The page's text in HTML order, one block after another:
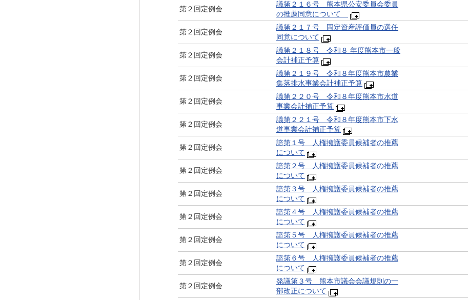
第２回定例会
議第２１６号 熊本県公安委員会委員
の推薦同意について
第２回定例会
議第２１７号 固定資産評価員の選任
同意について
第２回定例会
議第２１８号 令和８ 年度熊本市一般
会計補正予算
第２回定例会
議第２１９号 令和８年度熊本市農業
集落排水事業会計補正予算
第２回定例会
議第２２０号 令和８年度熊本市水道
事業会計補正予算
第２回定例会
議第２２１号 令和８年度熊本市下水
道事業会計補正予算
第２回定例会
諮第１号 人権擁護委員候補者の推薦
について
第２回定例会
諮第２号 人権擁護委員候補者の推薦
について
第２回定例会
諮第３号 人権擁護委員候補者の推薦
について
第２回定例会
諮第４号 人権擁護委員候補者の推薦
について
第２回定例会
諮第５号 人権擁護委員候補者の推薦
について
第２回定例会
諮第６号 人権擁護委員候補者の推薦
について
第２回定例会
発議第３号 熊本市議会会議規則の一
部改正について